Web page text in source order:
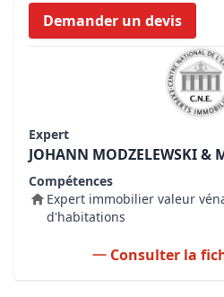
Demander un devis
Expert
JOHANN MODZELEWSKI &
Compétences
Expert immobilier valeur
d'habitations
Consulter la